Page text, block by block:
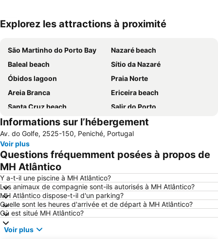
Explorez les attractions à proximité
São Martinho do Porto Bay
Nazaré beach
Baleal beach
Sítio da Nazaré
Óbidos lagoon
Praia Norte
Areia Branca
Ericeira beach
Santa Cruz beach
Salir do Porto
Castelo de Vila Verde dos Francos
Da Foz do Arelho
Buddha Eden Garden - Jardim da Paz
Consolação beach
Porto Novo Beach
Foz do Arelho
Réserve naturelle des iles Berlenga
Praia de Vale Furado
Praia do Salgado
Praia d'El Rey Golf & CC
Porto das Barcas
Pelos Caminhos da Batalha do Vimeiro
Foz do Lizandro Beach
D'EL Rei Beach
Praia do Sul-Praia da Baleia
Informations sur l’hébergement
Av. do Golfe, 2525-150, Peniché, Portugal
Voir plus
Questions fréquemment posées à propos de
MH Atlântico
Y a-t-il une piscine à MH Atlântico?
Les animaux de compagnie sont-ils autorisés à MH Atlântico?
MH Atlântico dispose-t-il d'un parking?
Quelle sont les heures d'arrivée et de départ à MH Atlântico?
Où est situé MH Atlântico?
Voir plus